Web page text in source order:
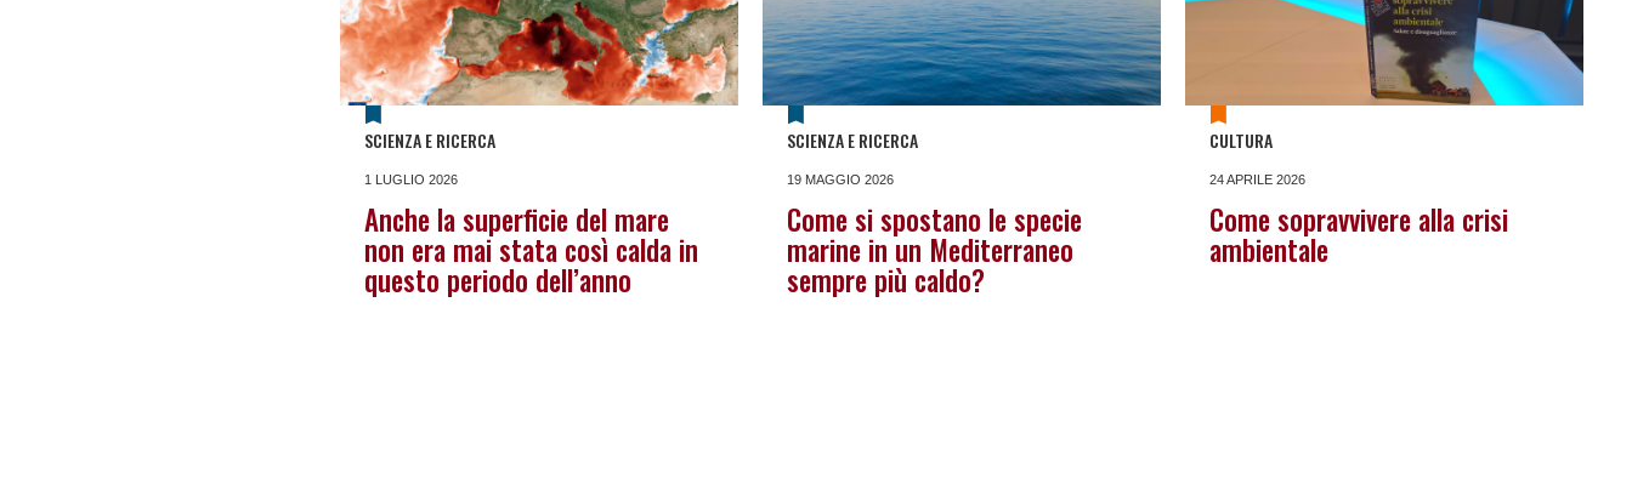
SCIENZA E RICERCA
1 LUGLIO 2026
Anche la superficie del mare
non era mai stata così calda in
questo periodo dell’anno
SCIENZA E RICERCA
19 MAGGIO 2026
Come si spostano le specie
marine in un Mediterraneo
sempre più caldo?
CULTURA
24 APRILE 2026
Come sopravvivere alla crisi
ambientale